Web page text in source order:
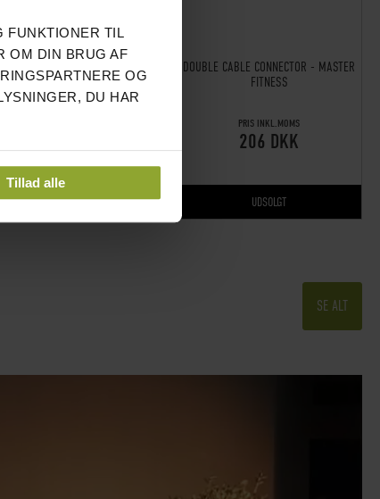
FUNKTIONER TIL
OM DIN BRUG AF
OG
DU HAR
Tillad alle
DOUBLE CABLE CONNECTOR - MASTER
FITNESS
PRIS INKL.MOMS
206 DKK
UDSOLGT
SE ALT